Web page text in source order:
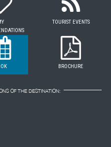
TOURIST EVENTS
BROCHURE
OF THE DESTINATION: